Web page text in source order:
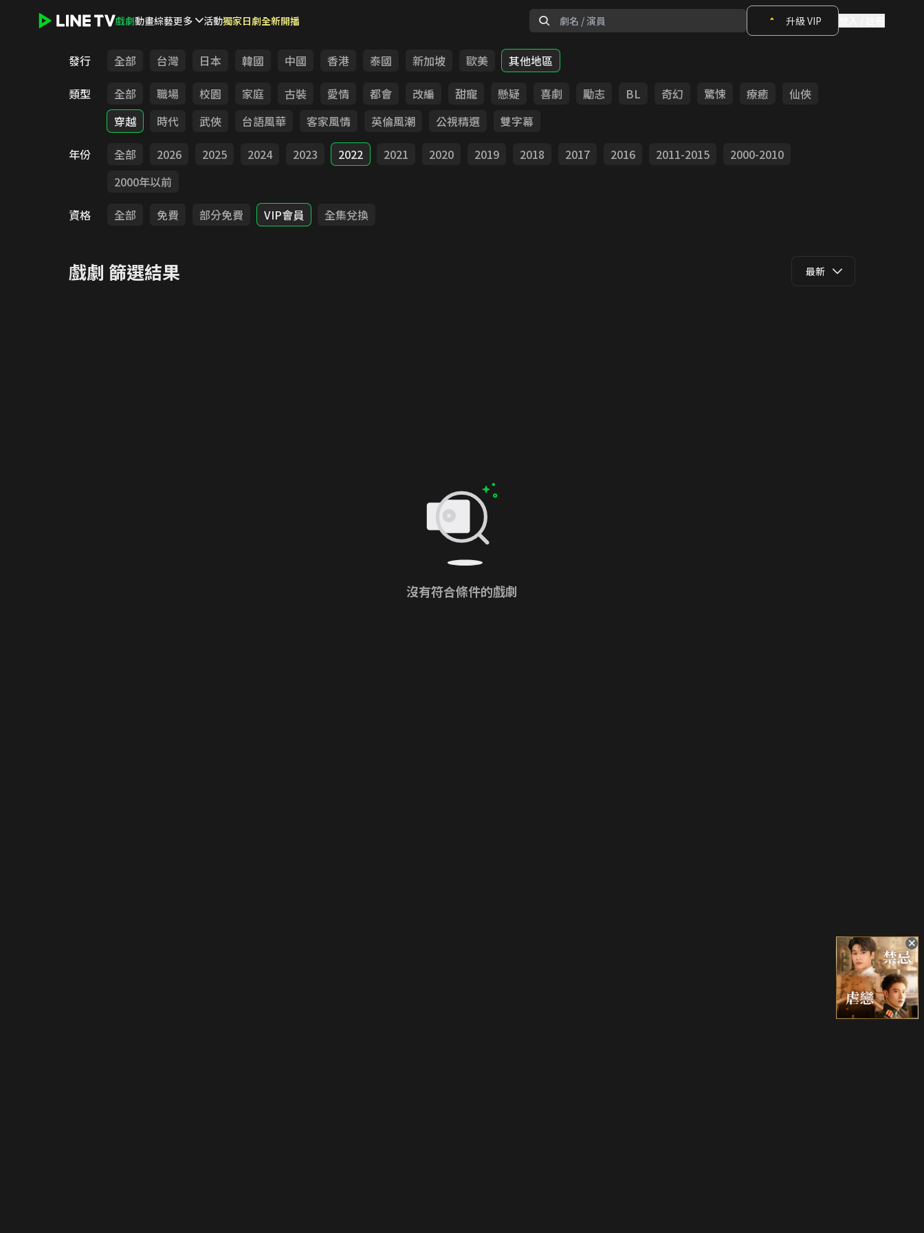
戲劇動畫綜藝更多 活動獨家日劇全新開播 升級 VIP
發行 全部 台灣 日本 韓國 中國 香港 泰國 新加坡 歐美
其他地區
類型
全部 職場 校園 家庭 古裝 愛情 都會 改編 甜寵 懸疑 喜劇 勵志 BL 奇幻 驚悚 療癒
仙俠
穿越
時代 武俠 台語風華 客家風情 英倫風潮 公視精選
雙字幕
年份
全部 2026 2025 2024 2023 2022 2021 2020 2019 2018 2017 2016 2011-2015
2000-2010
2000年以前
資格
全部 免費 部分免費 VIP會員 全集兌換
戲劇 篩選結果 最新
沒有符合條件的戲劇